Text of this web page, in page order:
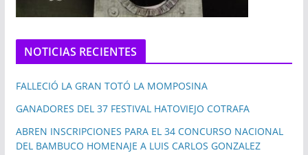
NOTICIAS RECIENTES
FALLECIÓ LA GRAN TOTÓ LA MOMPOSINA
GANADORES DEL 37 FESTIVAL HATOVIEJO COTRAFA
ABREN INSCRIPCIONES PARA EL 34 CONCURSO NACIONAL
DEL BAMBUCO HOMENAJE A LUIS CARLOS GONZALEZ